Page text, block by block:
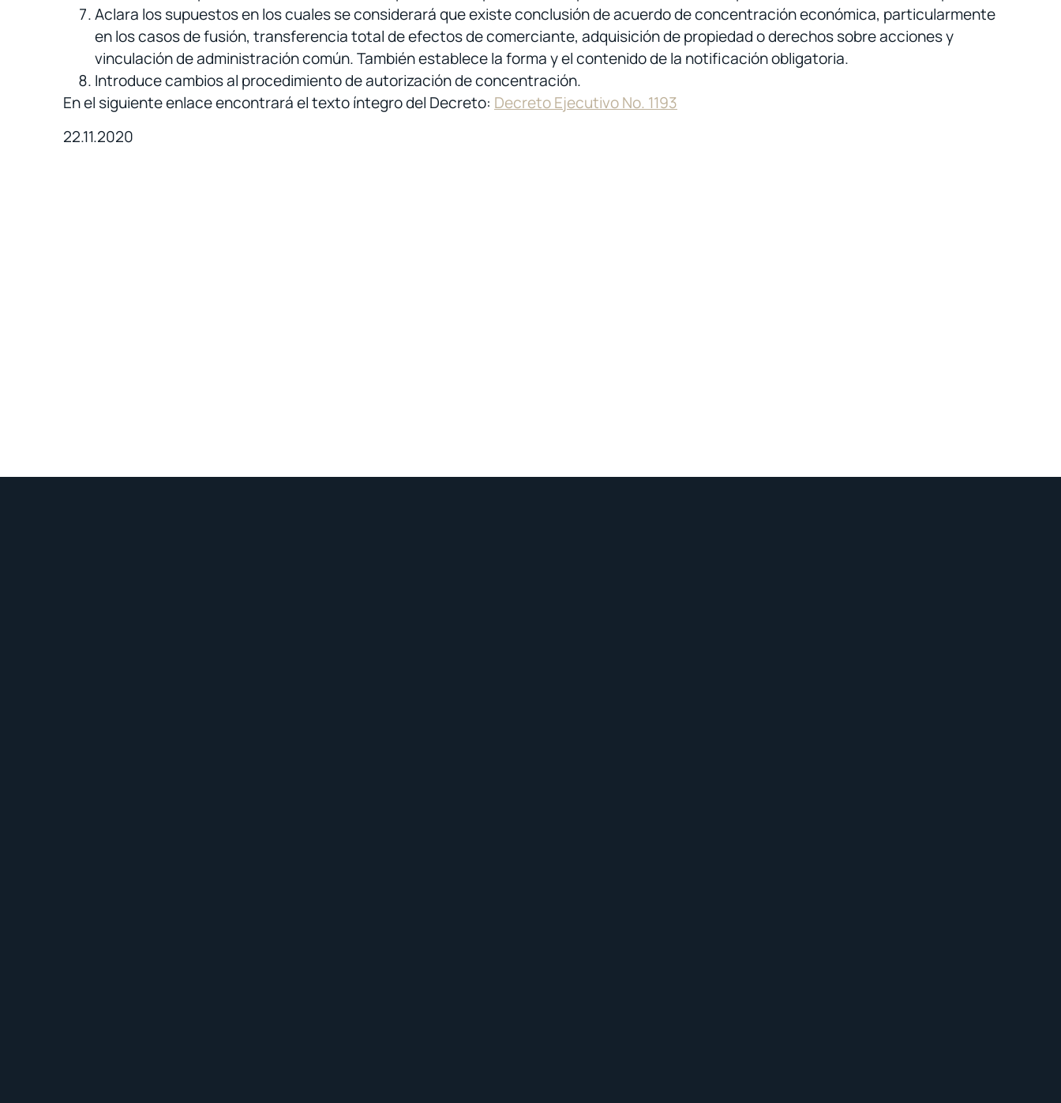
Aclara los supuestos en los cuales se considerará que existe conclusión de acuerdo de concentración económica, particularmente
en los casos de fusión, transferencia total de efectos de comerciante, adquisición de propiedad o derechos sobre acciones y
vinculación de administración común. También establece la forma y el contenido de la notificación obligatoria.
Introduce cambios al procedimiento de autorización de concentración.
En el siguiente enlace encontrará el texto íntegro del Decreto: Decreto Ejecutivo No. 1193
22.11.2020